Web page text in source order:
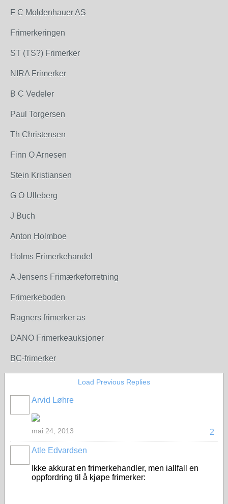
F C Moldenhauer AS
Frimerkeringen
ST (TS?) Frimerker
NIRA Frimerker
B C Vedeler
Paul Torgersen
Th Christensen
Finn O Arnesen
Stein Kristiansen
G O Ulleberg
J Buch
Anton Holmboe
Holms Frimerkehandel
A Jensens Frimærkeforretning
Frimerkeboden
Ragners frimerker as
DANO Frimerkeauksjoner
BC-frimerker
Load Previous Replies
Arvid Løhre
2
mai 24, 2013
Atle Edvardsen
Ikke akkurat en frimerkehandler, men iallfall en
oppfordring til å kjøpe frimerker: